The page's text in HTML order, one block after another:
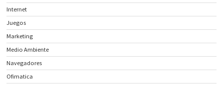
Internet
Juegos
Marketing
Medio Ambiente
Navegadores
Ofimatica